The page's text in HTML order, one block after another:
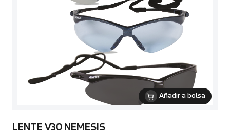
Añadir a bolsa
LENTE V30 NEMESIS